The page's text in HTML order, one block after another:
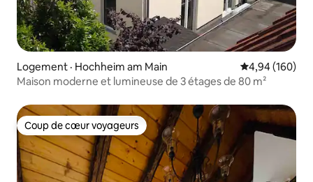
Logement · Hochheim am Main Note
4,94 (160)
Maison moderne et lumineuse de 3 étages de 80 m²
Coup de cœur voyageurs
Coup de cœur voyageurs